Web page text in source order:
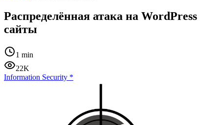
Распределённая атака на WordPress
сайты
1 min
22K
Information Security *